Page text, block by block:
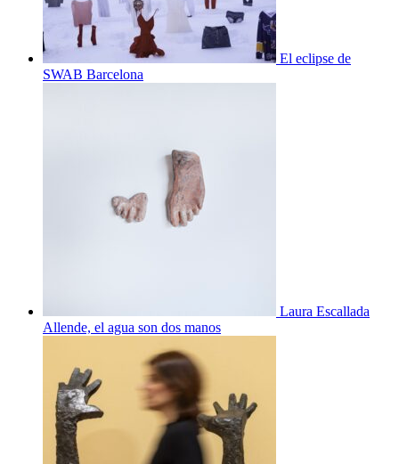
El eclipse de
SWAB Barcelona
Laura Escallada
Allende, el agua son dos manos